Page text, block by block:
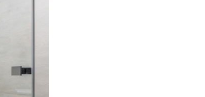
possono essere collocati nelle più